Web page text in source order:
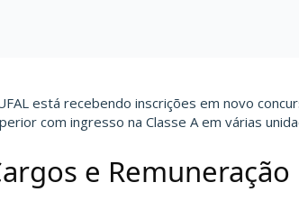
está recebendo inscrições em novo
com ingresso na Classe A em várias
e Remuneração